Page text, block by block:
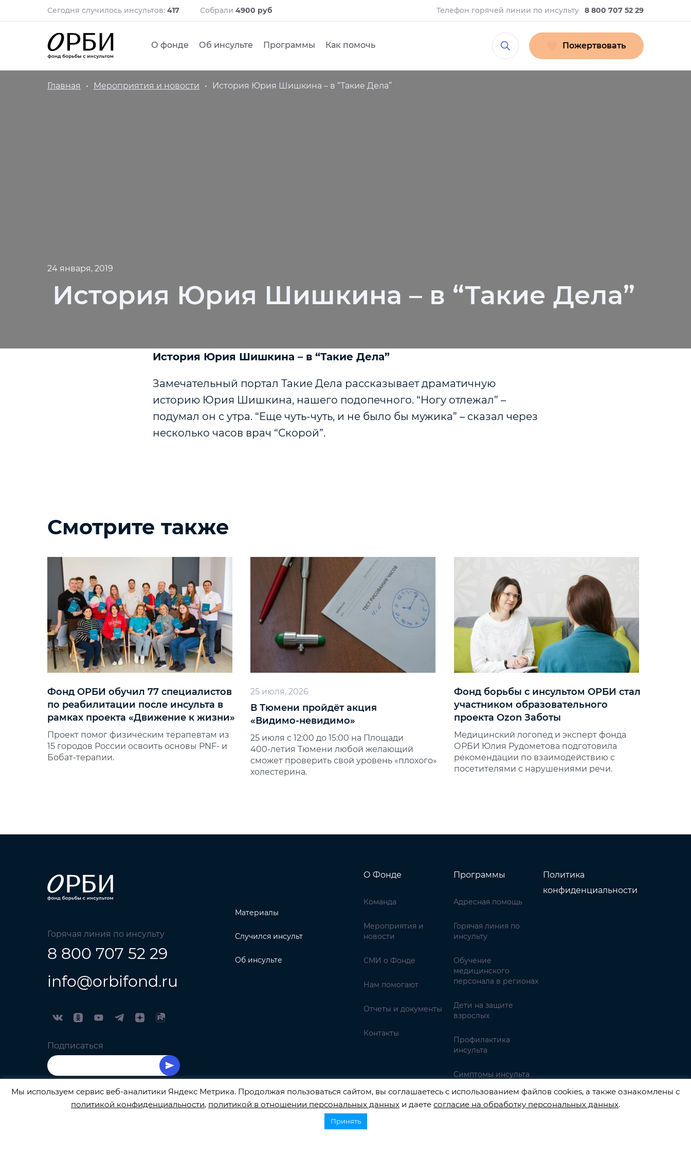
Сегодня случилось инсультов: 417 Собрали 4900 руб Телефон горячей линии по инсульту 8 800 707 52 29
О фонде Об инсульте Программы Как помочь Пожертвовать
Главная Мероприятия и новости История Юрия Шишкина – в “Такие Дела”
24 января, 2019
История Юрия Шишкина – в “Такие Дела”
История Юрия Шишкина – в “Такие Дела”
Замечательный портал Такие Дела рассказывает драматичную
историю Юрия Шишкина, нашего подопечного. “Ногу отлежал” –
подумал он с утра. “Еще чуть-чуть, и не было бы мужика” – сказал через
несколько часов врач “Скорой”.
Смотрите также
Фонд ОРБИ обучил 77 специалистов
по реабилитации после инсульта в
рамках проекта «Движение к жизни»
Проект помог физическим терапевтам из
15 городов России освоить основы PNF‑ и
Бобат‑терапии.
25 июля, 2026
В Тюмени пройдёт акция
«Видимо‑невидимо»
25 июля с 12:00 до 15:00 на Площади
400‑летия Тюмени любой желающий
сможет проверить свой уровень «плохого»
холестерина.
Фонд борьбы с инсультом ОРБИ стал
участником образовательного
проекта Ozon Заботы
Медицинский логопед и эксперт фонда
ОРБИ Юлия Рудометова подготовила
рекомендации по взаимодействию с
посетителями с нарушениями речи.
Горячая линия по инсульту
8 800 707 52 29
info@orbifond.ru
Подписаться
Материалы
Случился инсульт
Об инсульте
О Фонде
Команда
Мероприятия и
новости
СМИ о Фонде
Нам помогают
Отчеты и документы
Контакты
Программы
Адресная помощь
Горячая линия по
инсульту
Обучение
медицинского
персонала в регионах
Дети на защите
взрослых
Профилактика
инсульта
Симптомы инсульта
Политика
конфиденциальности
ОФИЦИАЛЬНЫЙ ОПЕРАТОР ОБРАБОТКИ ПЕРСОНАЛЬНЫХ ДАННЫХ РЕГИСТРАЦИОННЫЙ НОМЕР 77-22-133540
Мы используем сервис веб-аналитики Яндекс Метрика. Продолжая пользоваться сайтом, вы соглашаетесь с использованием файлов cookies, а также ознакомлены с
политикой конфиденциальности, политикой в отношении персональных данных и даете согласие на обработку персональных данных.
Принять